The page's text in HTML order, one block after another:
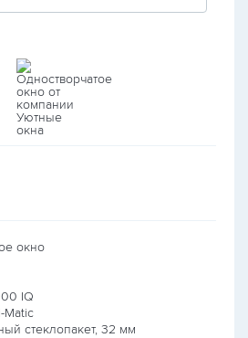
окно
IQ
Matic
стеклопакет, 32 мм